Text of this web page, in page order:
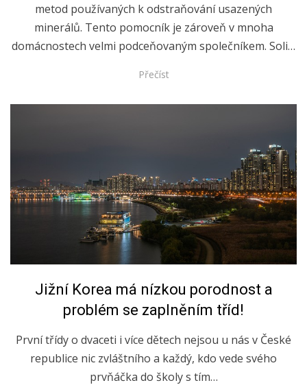
metod používaných k odstraňování usazených
minerálů. Tento pomocník je zároveň v mnoha
domácnostech velmi podceňovaným společníkem. Soli…
Přečíst
Posted
on
11.5.2019
Jižní Korea má nízkou porodnost a
problém se zaplněním tříd!
První třídy o dvaceti i více dětech nejsou u nás v České
republice nic zvláštního a každý, kdo vede svého
prvňáčka do školy s tím…